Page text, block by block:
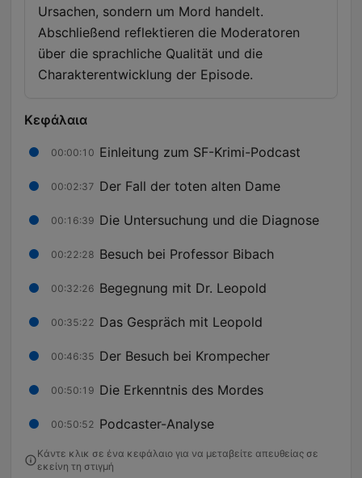
Ursachen, sondern um Mord handelt.
Abschließend reflektieren die Moderatoren
über die sprachliche Qualität und die
Charakterentwicklung der Episode.
Κεφάλαια
00:00:10 Einleitung zum SF-Krimi-Podcast
00:02:37 Der Fall der toten alten Dame
00:16:39 Die Untersuchung und die Diagnose
00:22:28 Besuch bei Professor Bibach
00:32:26 Begegnung mit Dr. Leopold
00:35:22 Das Gespräch mit Leopold
00:46:35 Der Besuch bei Krompecher
00:50:19 Die Erkenntnis des Mordes
00:50:52 Podcaster-Analyse
Κάντε κλικ σε ένα κεφάλαιο για να μεταβείτε απευθείας σε
εκείνη τη στιγμή